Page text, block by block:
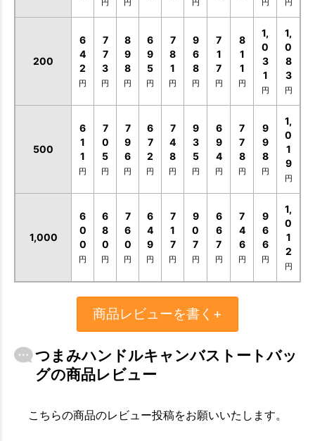
円 円 円 円 円
200
6
4
2
円
7
7
3
円
8
9
8
円
6
9
5
円
7
8
1
円
9
6
8
円
7
1
7
円
8
1
1
円
1,
0
3
1
円
1,
0
8
3
円
500
6
1
1
円
7
0
5
円
7
9
6
円
6
7
2
円
7
4
8
円
9
3
5
円
6
9
4
円
7
7
8
円
9
9
8
円
1,
0
1
9
円
1,000
6
0
0
円
6
8
0
円
7
6
0
円
6
4
9
円
7
1
7
円
9
0
7
円
6
6
7
円
7
4
6
円
9
6
6
円
1,
0
1
2
円
商品レビューを書く+
つまみハンドルキャンバストートバッ
グの商品レビュー
こちらの商品のレビュー投稿をお願いいたします。